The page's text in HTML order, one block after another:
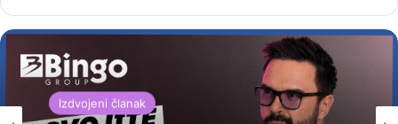
Izdvojeni članak